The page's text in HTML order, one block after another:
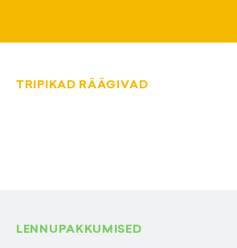
TRIPIKAD RÄÄGIVAD
LENNUPAKKUMISED